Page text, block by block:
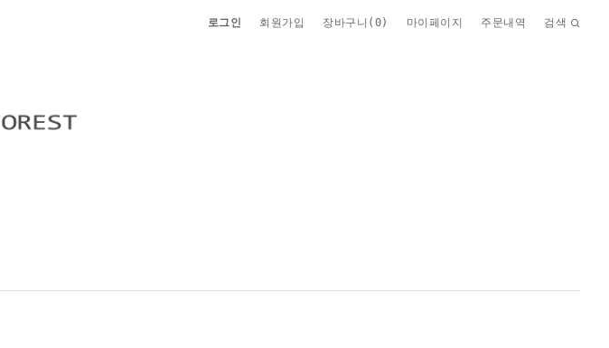
로그인 회원가입 장바구니( 0) 마이페이지 주문내역 검색